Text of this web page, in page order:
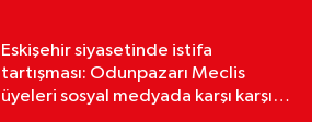
Eskişehir siyasetinde istifa
tartışması: Odunpazarı Meclis
üyeleri sosyal medyada karşı karşıya